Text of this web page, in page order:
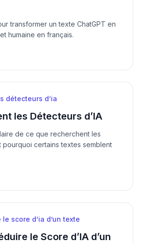
transformer un texte ChatGPT en
humaine en français.
détecteurs d’ia
les Détecteurs d’IA
de ce que recherchent les
pourquoi certains textes semblent
score d’ia d’un texte
le Score d’IA d’un